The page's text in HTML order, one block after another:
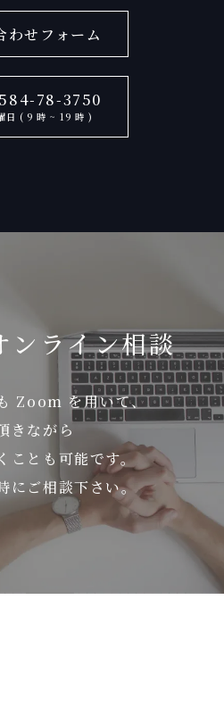
わせフォーム
78-3750
日 ( 9 時 ~ 19 時 )
ライン相談
Zoom を用いて、
きながら
ことも可能です。
にご相談下さい。